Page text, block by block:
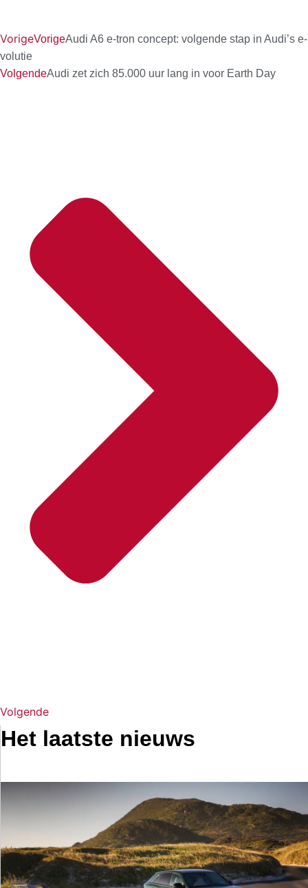
VorigeVorigeAudi A6 e-tron concept: volgende stap in Audi’s e-
volutie
VolgendeAudi zet zich 85.000 uur lang in voor Earth Day
Volgende
Het laatste nieuws